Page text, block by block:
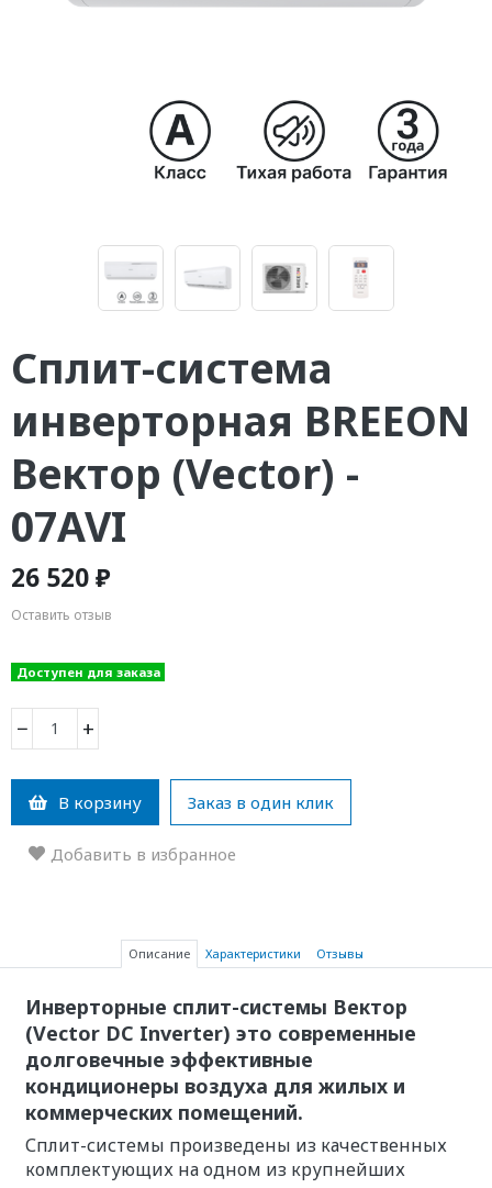
Сплит-система
инверторная BREEON
Вектор (Vector) -
07AVI
26 520 ₽
Оставить отзыв
Доступен для заказа
− +
В корзину Заказ в один клик
Добавить в избранное
Описание Характеристики Отзывы
Инверторные сплит-системы Вектор
(Vector DC Inverter) это современные
долговечные эффективные
кондиционеры воздуха для жилых и
коммерческих помещений.
Сплит-системы произведены из качественных
комплектующих на одном из крупнейших